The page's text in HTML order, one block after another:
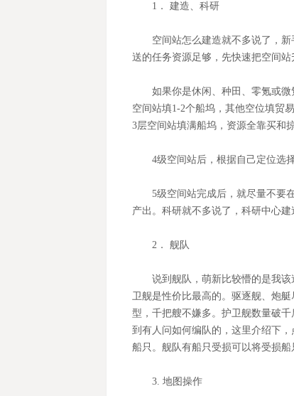
1 ． 建造、科研
空间站怎么建造就不多说了，
送的任务资源足够，先快速把空间站
如果你是休闲、种田、零氪或
空间站填1-2个船坞，其他空位填贸
3层空间站填满船坞，资源全靠买和
4级空间站后，根据自己定位选
5级空间站完成后，就尽量不要
产出。科研就不多说了，科研中心
2 ． 舰队
说到舰队，萌新比较懵的是我
卫舰是性价比最高的。驱逐舰、炮
型，千把艘不嫌多。护卫舰数量破
到有人问如何编队的，这里介绍下
船只。舰队有船只受损可以将受损
3. 地图操作